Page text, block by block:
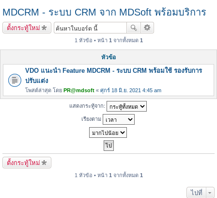
i
g
MDCRM - ระบบ CRM จาก MDSoft พร้อมบริการ
ตั้งกระทู้ใหม่
1 หัวข้อ • หน้า 1 จากทั้งหมด 1
หัวข้อ
VDO แนะนำ Feature MDCRM - ระบบ CRM พร้อมใช้ รองรับการ
ปรับแต่ง
โพสต์ล่าสุด โดย PR@mdsoft « ศุกร์ 18 มิ.ย. 2021 4:45 am
แสดงกระทู้จาก:
เรียงตาม
ตั้งกระทู้ใหม่
1 หัวข้อ • หน้า 1 จากทั้งหมด 1
ไปที่